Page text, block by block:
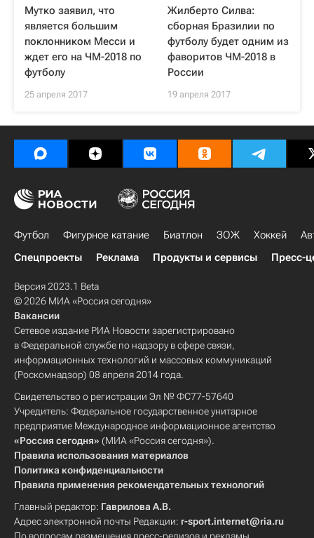
Мутко заявил, что
является большим
поклонником Месси и
ждет его на ЧМ-2018 по
футболу
25 апреля 2017
Жилберто Силва:
сборная Бразилии по
футболу будет одним из
фаворитов ЧМ-2018 в
России
19 апреля 2017
Футбол Фигурное катание Биатлон ЗОЖ Хоккей
Спецпроекты
Реклама Продукты и сервисы Пресс-
Версия 2023.1 Beta
© 2026 МИА «Россия сегодня»
Вакансии
Сетевое издание РИА Новости зарегистрировано
в Федеральной службе по надзору в сфере связи,
информационных технологий и массовых коммуникаций
(Роскомнадзор) 08 апреля 2014 года.
Свидетельство о регистрации Эл № ФС77-57640
Учредитель: Федеральное государственное унитарное
предприятие Международное информационное агентство
«Россия сегодня» (МИА «Россия сегодня»).
Правила использования материалов
Политика конфиденциальности
Правила применения рекомендательных технологий
Главный редактор: Гаврилова А.В.
Адрес электронной почты Редакции: r-sport.internet@ria.ru